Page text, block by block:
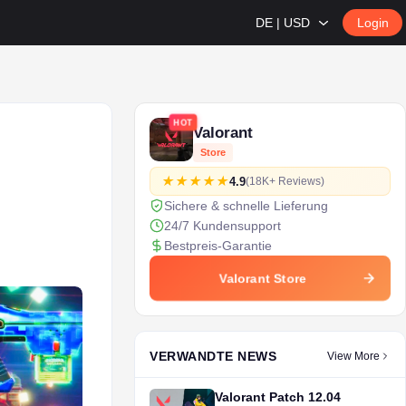
DE | USD Login
HOT
Valorant
Store
4.9(18K+ Reviews)
Sichere & schnelle Lieferung
24/7 Kundensupport
Bestpreis-Garantie
Valorant Store
VERWANDTE NEWS View More
Valorant Patch 12.04